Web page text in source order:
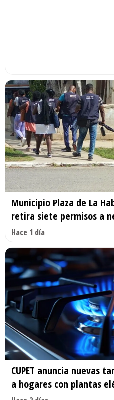
Municipio Plaza de La
retira siete permisos a
Hace 1 día
CUPET anuncia nuevas
a hogares con plantas